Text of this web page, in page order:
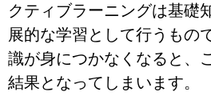
クティブラーニングは基礎
展的な学習として行うもの
識が身につかなくなると、
結果となってしまいます。